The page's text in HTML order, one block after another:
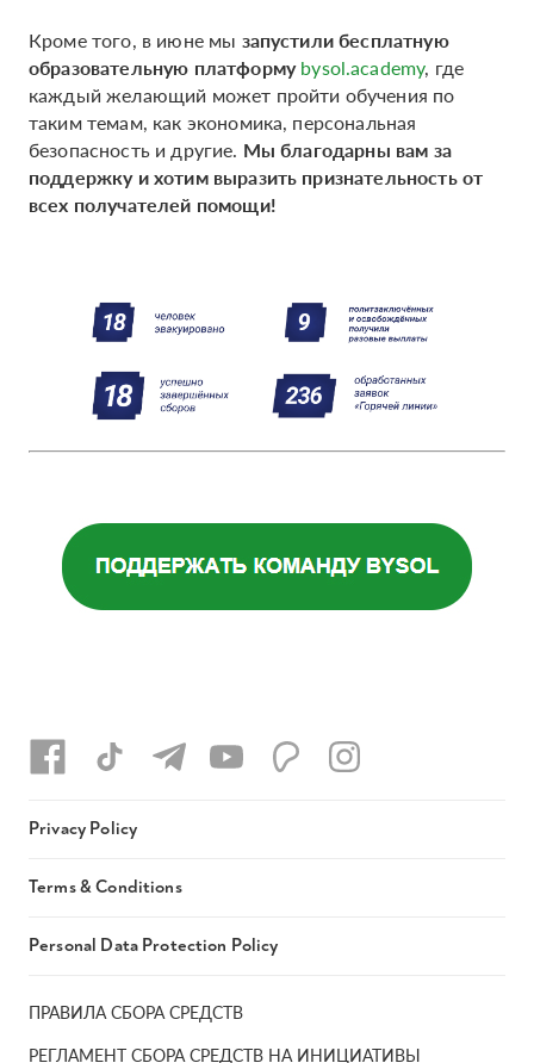
Кроме того, в июне мы запустили бесплатную
образовательную платформу bysol.academy, где
каждый желающий может пройти обучения по
таким темам, как экономика, персональная
безопасность и другие. Мы благодарны вам за
поддержку и хотим выразить признательность от
всех получателей помощи!
ПРАВИЛА СБОРА СРЕДСТВ
РЕГЛАМЕНТ СБОРА СРЕДСТВ НА ИНИЦИАТИВЫ
Privacy Policy
Terms & Conditions
Personal Data Protection Policy